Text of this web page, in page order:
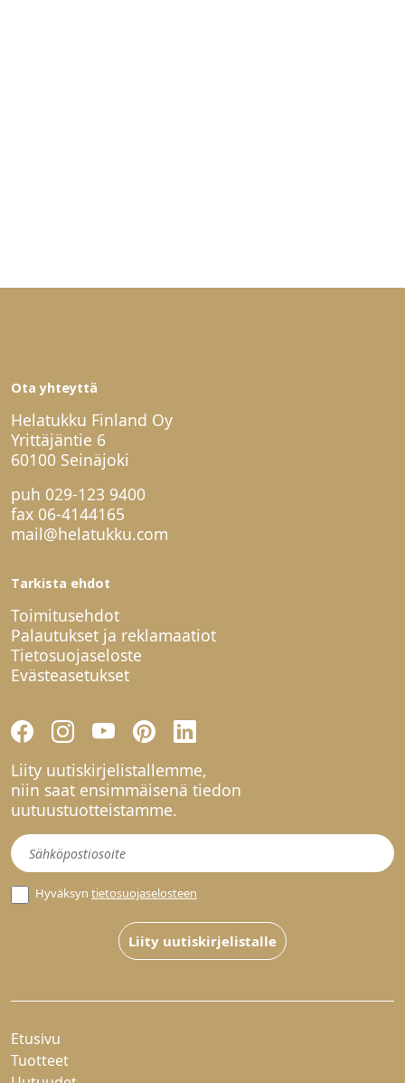
Ota yhteyttä
Helatukku Finland Oy
Yrittäjäntie 6
60100 Seinäjoki
puh 029-123 9400
fax 06-4144165
mail@helatukku.com
Tarkista ehdot
Toimitusehdot
Palautukset ja reklamaatiot
Tietosuojaseloste
Evästeasetukset
Liity uutiskirjelistallemme,
niin saat ensimmäisenä tiedon
uutuustuotteistamme.
Uutiskirje
Hyväksyn tietosuojaselosteen
Liity uutiskirjelistalle
Etusivu
Tuotteet